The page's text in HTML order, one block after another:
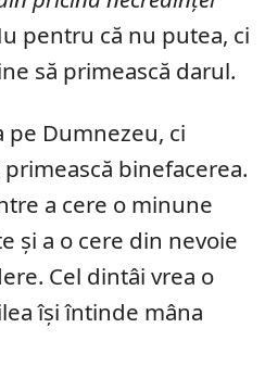
pentru că nu putea, ci
să primească darul.
Dumnezeu, ci
binefacerea.
a cere o minune
și a o cere din nevoie
Cel dintâi vrea o
își întinde mâna